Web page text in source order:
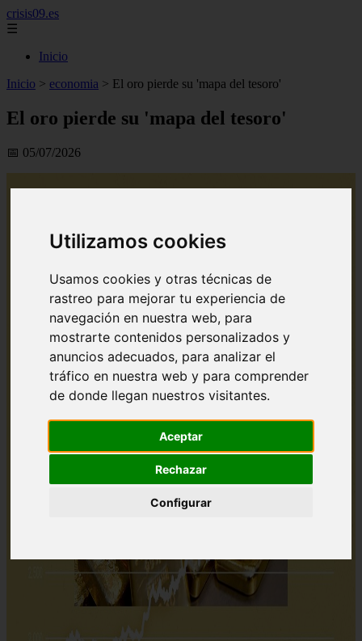
Utilizamos cookies
Usamos cookies y otras técnicas de
rastreo para mejorar tu experiencia de
navegación en nuestra web, para
mostrarte contenidos personalizados y
anuncios adecuados, para analizar el
tráfico en nuestra web y para comprender
de donde llegan nuestros visitantes.
Aceptar
Rechazar
Configurar
crisis09.es
☰
Inicio
Inicio > economia > El oro pierde su 'mapa del tesoro'
El oro pierde su 'mapa del tesoro'
📅 05/07/2026